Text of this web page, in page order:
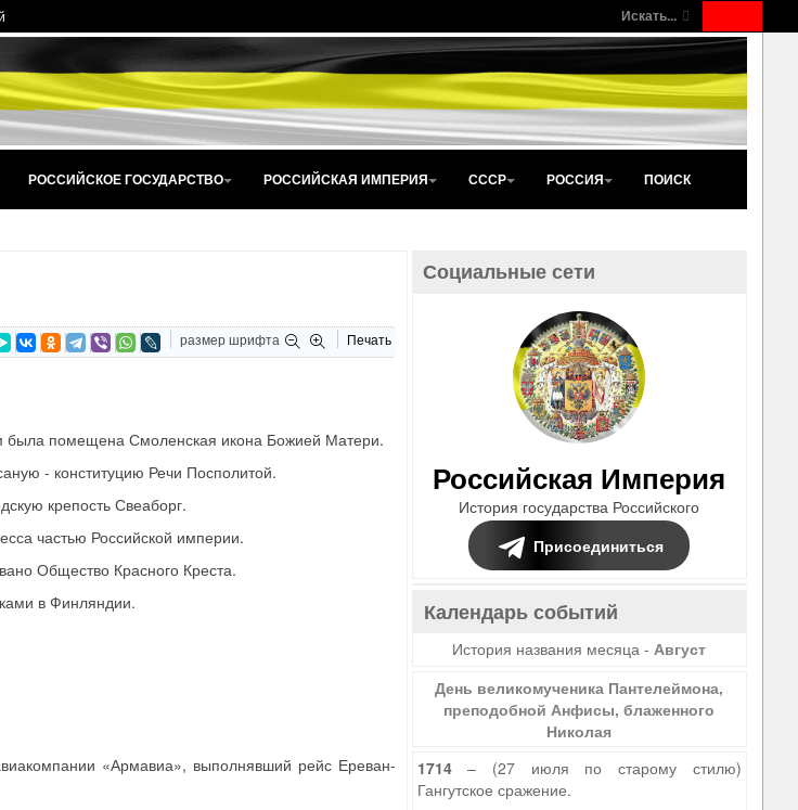
Искать...
РОССИЙСКОЕ ГОСУДАРСТВО РОССИЙСКАЯ ИМПЕРИЯ СССР РОССИЯ ПОИСК
размер шрифта Печать
была помещена Смоленская икона Божией Матери.
- конституцию Речи Посполитой.
крепость Свеаборг.
частью Российской империи.
Общество Красного Креста.
в Финляндии.
«Армавиа», выполнявший рейс Ереван-
Социальные сети
Российская Империя
История государства Российского
Присоединиться
Календарь событий
История названия месяца -Август
День великомученика Пантелеймона,
преподобной Анфисы, блаженного
Николая
1714– (27 июля по старому стилю)
Гангутское сражение.